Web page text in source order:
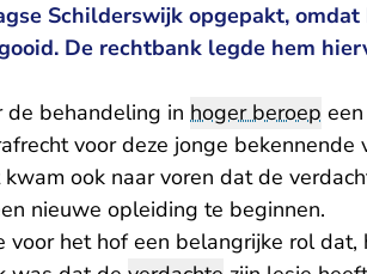
Schilderswijk opgepakt,
De rechtbank legde hem
de behandeling in hoger beroep
voor deze jonge
ook naar voren dat de
nieuwe opleiding te beginnen.
het hof een belangrijke rol dat,